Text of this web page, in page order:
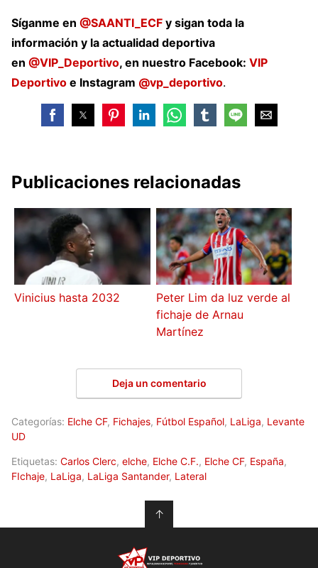
Síganme en @SAANTI_ECF y sigan toda la
información y la actualidad deportiva
en @VIP_Deportivo, en nuestro Facebook: VIP
Deportivo e Instagram @vp_deportivo.
Publicaciones relacionadas
Vinicius hasta 2032
Peter Lim da luz verde al
fichaje de Arnau
Martínez
Deja un comentario
Categorías: Elche CF, Fichajes, Fútbol Español, LaLiga, Levante
UD
Etiquetas: Carlos Clerc, elche, Elche C.F., Elche CF, España,
FIchaje, LaLiga, LaLiga Santander, Lateral
↑